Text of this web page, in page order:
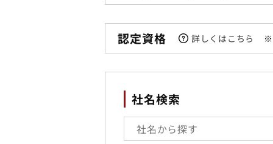
認定資格 詳しくはこちら ※
社名検索